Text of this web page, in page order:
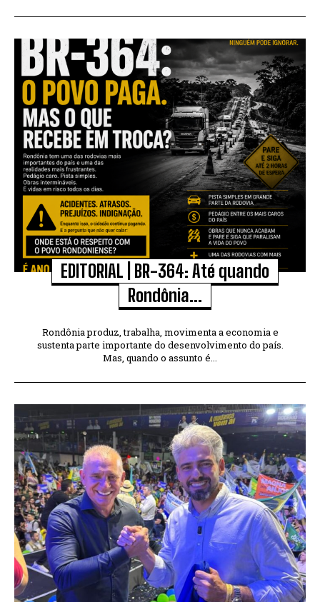
EDITORIAL | BR-364: Até quando
Rondônia...
Rondônia produz, trabalha, movimenta a economia e
sustenta parte importante do desenvolvimento do país.
Mas, quando o assunto é...